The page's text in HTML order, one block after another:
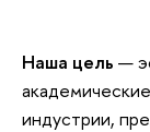
Наша цель —
индустрии,